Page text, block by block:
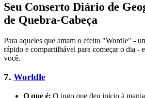
Seu Conserto Diário de
de Quebra-Cabeça
Para aqueles que amam o efeito "Wordle" -
rápido e compartilhável para começar o dia -
você.
7. Worldle
O que é: O jogo que deu início à